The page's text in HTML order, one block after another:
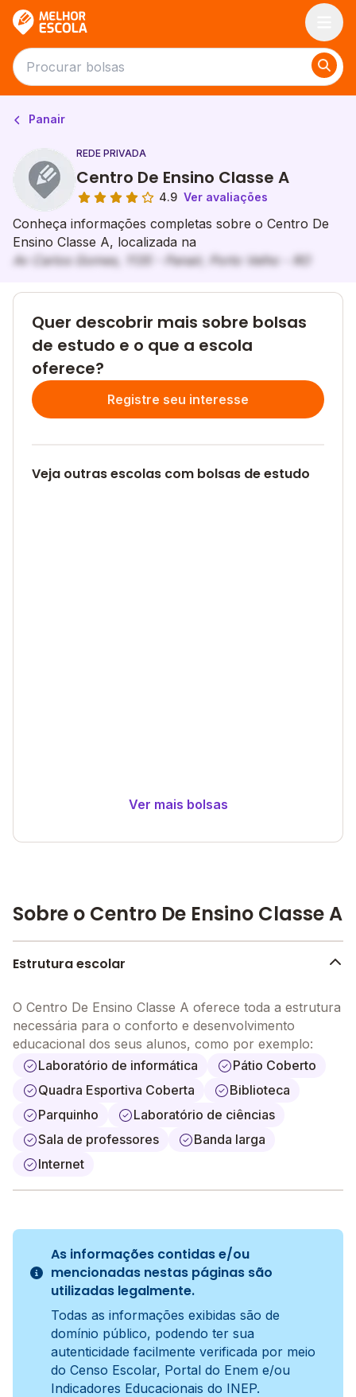
Panair
REDE PRIVADA
Centro De Ensino Classe A
4.9 Ver avaliações
Conheça informações completas sobre o Centro De
Ensino Classe A, localizada na
Av Carlos Gomes, 1135 - Panair, Porto Velho - RO
Quer descobrir mais sobre bolsas
de estudo e o que a escola
oferece?
Registre seu interesse
Veja outras escolas com bolsas de estudo
Ver mais bolsas
Sobre o Centro De Ensino Classe A
Estrutura escolar
O Centro De Ensino Classe A oferece toda a estrutura
necessária para o conforto e desenvolvimento
educacional dos seus alunos, como por exemplo:
Laboratório de informática
Pátio Coberto
Quadra Esportiva Coberta
Biblioteca
Parquinho
Laboratório de ciências
Sala de professores
Banda larga
Internet
As informações contidas e/ou
mencionadas nestas páginas são
utilizadas legalmente.
Todas as informações exibidas são de
domínio público, podendo ter sua
autenticidade facilmente verificada por meio
do Censo Escolar, Portal do Enem e/ou
Indicadores Educacionais do INEP.